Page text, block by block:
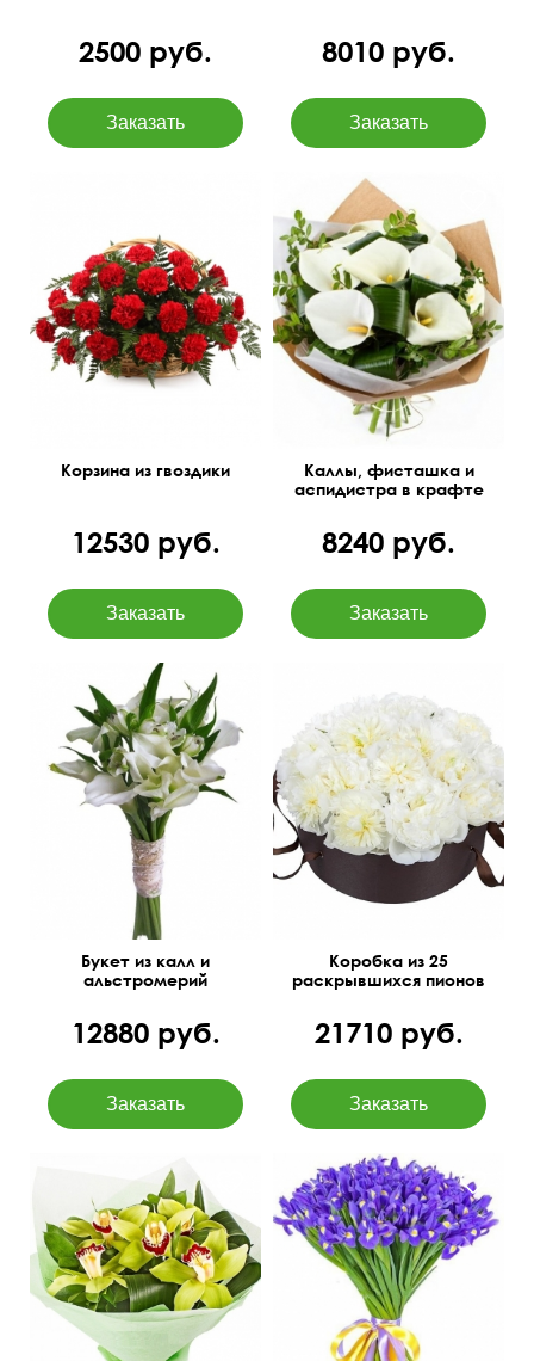
2500 руб. 8010 руб.
35 см 40 см
Корзина из гвоздики
12530 руб.
Каллы, фисташка и
аспидистра в крафте
8240 руб.
Букет из калл и
альстромерий
12880 руб.
Бесплатная доставка
Коробка из 25
раскрывшихся пионов
21710 руб.
Фисташковый фетр 55 см 35 см